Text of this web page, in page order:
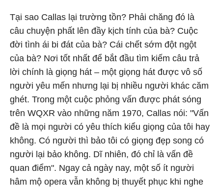
Tại sao Callas lại trường tồn? Phải chăng đó là
câu chuyện phất lên đầy kịch tính của bà? Cuộc
đời tình ái bi đát của bà? Cái chết sớm đột ngột
của bà? Nơi tốt nhất để bắt đầu tìm kiếm câu trả
lời chính là giọng hát – một giọng hát được vô số
người yêu mến nhưng lại bị nhiều người khác căm
ghét. Trong một cuộc phỏng vấn được phát sóng
trên WQXR vào những năm 1970, Callas nói: "Vấn
đề là mọi người có yêu thích kiểu giọng của tôi hay
không. Có người thì bảo tôi có giọng đẹp song có
người lại bảo không. Dĩ nhiên, đó chỉ là vấn đề
quan điểm". Ngay cả ngày nay, một số ít người
hâm mộ opera vẫn không bị thuyết phục khi nghe